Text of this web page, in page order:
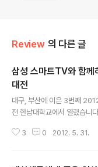
Review 의 다른 글
삼성 스마트TV와 함께
대전
대구, 부산에 이은 3번째
전 한남대학교에서 열렸습니
기회가 되어 참석하게 되었습
3 0 2012. 5. 31.